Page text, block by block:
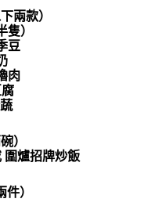
兩款）
）
豆
肉
）
爐招牌炒飯
）